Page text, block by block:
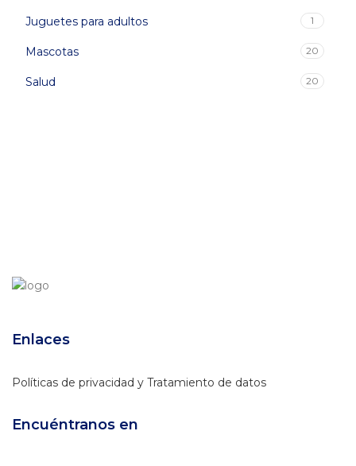
Juguetes para adultos 1
Mascotas 20
Salud 20
Enlaces
Políticas de privacidad y Tratamiento de datos
Encuéntranos en